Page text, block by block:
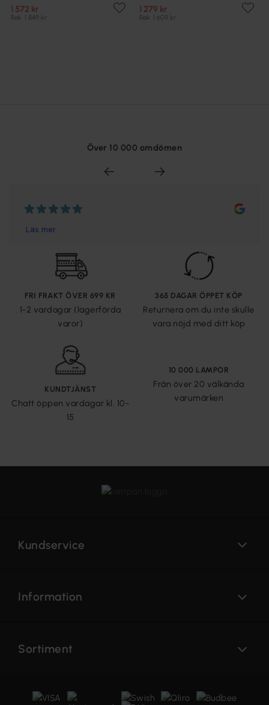
1 572 kr
Rek. 1 849 kr
1 279 kr
Rek. 1 609 kr
Över 10 000 omdömen
FRI FRAKT ÖVER 699 KR
1-2 vardagar (lagerförda
varor)
365 DAGAR ÖPPET KÖP
Returnera om du inte skulle
vara nöjd med ditt köp
KUNDTJÄNST
Chatt öppen vardagar kl. 10-
15
10 000 LAMPOR
Från över 20 välkända
varumärken
Kundservice
Information
Sortiment